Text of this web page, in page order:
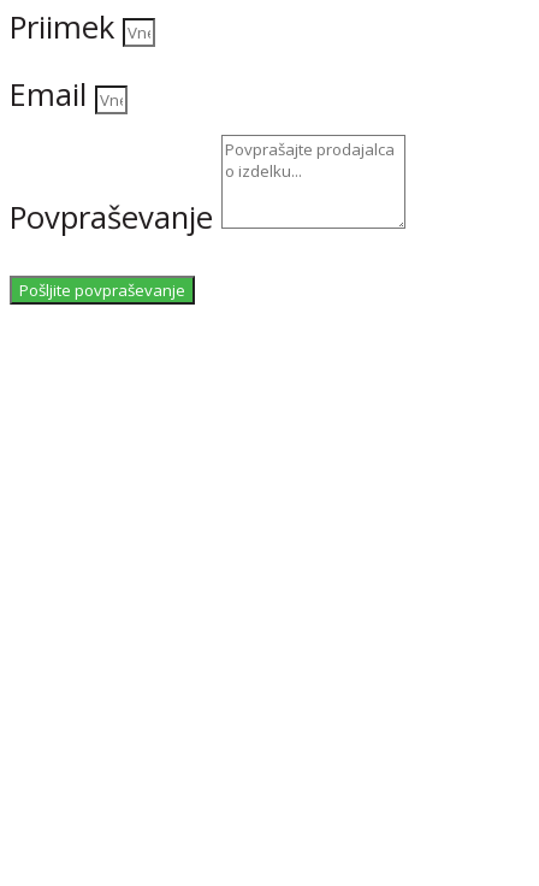
Priimek
Email
Povpraševanje
Pošljite povpraševanje